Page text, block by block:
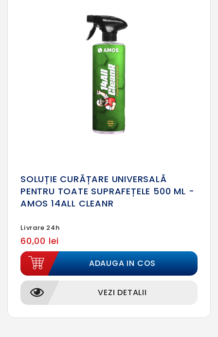
SOLUȚIE CURĂȚARE UNIVERSALĂ
PENTRU TOATE SUPRAFEȚELE 500 ML -
AMOS 14ALL CLEANR
Livrare 24h
60,00 lei
ADAUGA IN COS
VEZI DETALII